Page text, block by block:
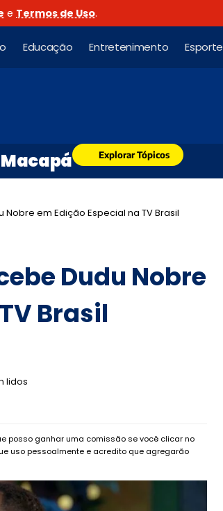
e Termos de Uso.
Educação Entretenimento Esporte
Macapá Explorar Tópicos
em Edição Especial na TV Brasil
Dudu Nobre
Brasil
lidos
posso ganhar uma comissão se você clicar no
uso pessoalmente e acredito que agregarão